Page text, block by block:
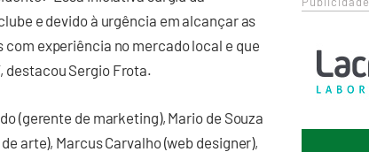
e devido à urgência em alcançar as
experiência no mercado local e que
destacou Sergio Frota.
(gerente de marketing), Mario de Souza
arte), Marcus Carvalho (web designer),